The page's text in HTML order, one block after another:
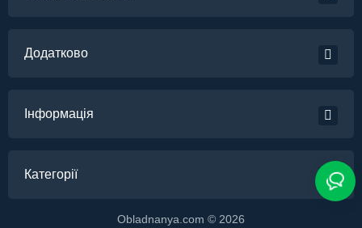
Додатково
Інформація
Категорії
Obladnanya.com © 2026